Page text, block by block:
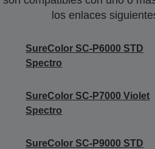
los enlaces
SureColor SC-P6000 STD
Spectro
SureColor SC-P7000 Violet
Spectro
SureColor SC-P9000 STD